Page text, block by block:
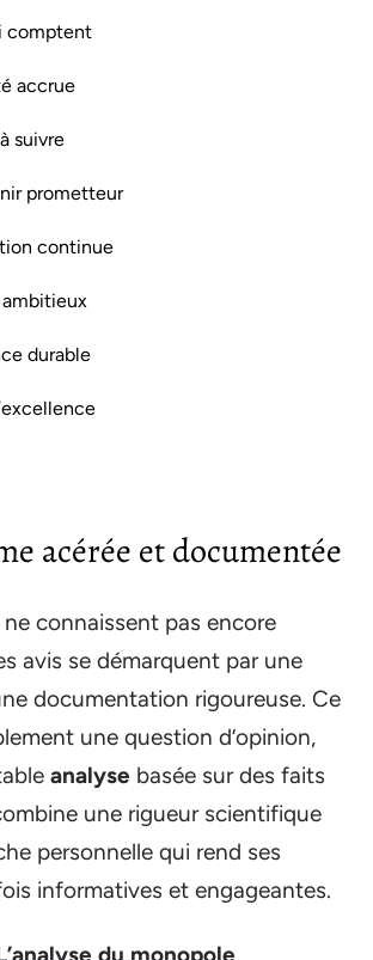
comptent
accrue
suivre
prometteur
continue
durable
acérée et documentée
connaissent pas encore
avis se démarquent par une
documentation rigoureuse. Ce
une question d’opinion,
analyse basée sur des faits
une rigueur scientifique
personnelle qui rend ses
informatives et engageantes.